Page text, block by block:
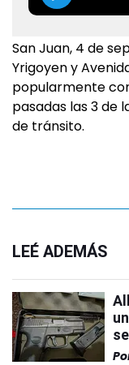
San Juan, 4 de
Yrigoyen y
popularmente
pasadas las 3 de
de tránsito.
LEÉ ADEMÁS